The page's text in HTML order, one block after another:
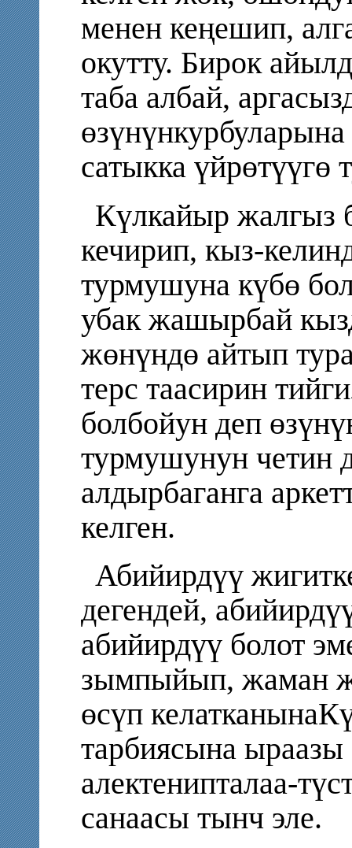
менен кеңешип,
окутту. Бирок
таба албай,
сатыкка үйрөтүүгө
Күлкайыр жалгыз
кечирип, кыз-
турмушуна күбө
убак жашырбай
жөнүндө айтып
терс таасирин
болбойун деп
турмушунун четин
алдырбаганга
келген.
Абийирдүү
дегендей,
абийирдүү болот
зымпыйып, жаман
өсүп
тарбиясына
алектенипталаа-
санаасы тынч эле.